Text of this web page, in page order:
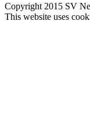
Copyright 2015 SV
Facebook
E-
Toggle
This website uses